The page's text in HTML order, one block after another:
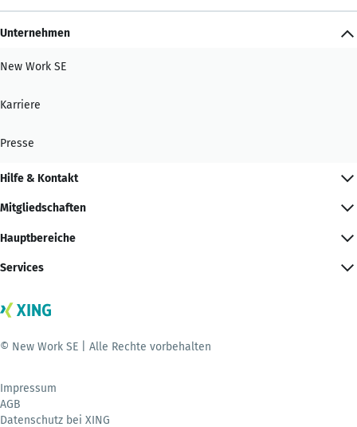
Unternehmen
New Work SE
Karriere
Presse
Hilfe & Kontakt
Mitgliedschaften
Hauptbereiche
Services
© New Work SE | Alle Rechte vorbehalten
Impressum
AGB
Datenschutz bei XING